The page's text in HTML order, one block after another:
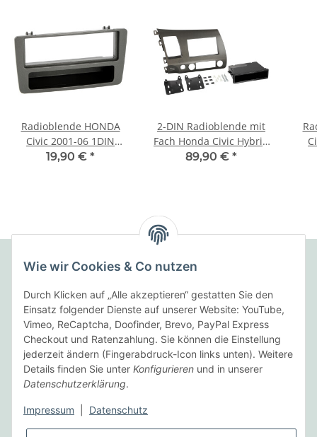
Radioblende HONDA
Civic 2001-06 1DIN
anthrazit mit man.Klima
19,90 € *
2-DIN Radioblende mit
Fach Honda Civic Hybrid
anthrazit
89,90 € *
Folgende Zahlungsarten bieten wir an:
Wir versenden mit:
Wie wir Cookies & Co nutzen
Durch Klicken auf „Alle akzeptieren“ gestatten Sie den
Einsatz folgender Dienste auf unserer Website: YouTube,
Vimeo, ReCaptcha, Doofinder, Brevo, PayPal Express
Checkout und Ratenzahlung. Sie können die Einstellung
jederzeit ändern (Fingerabdruck-Icon links unten). Weitere
Details finden Sie unter Konfigurieren und in unserer
Datenschutzerklärung.
Impressum Datenschutz